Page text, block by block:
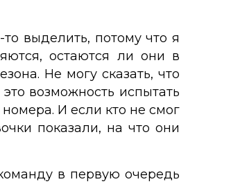
выделить, потому что я
остаются ли они в
Не могу сказать, что
возможность испытать
И если кто не смог
показали, на что они
в первую очередь